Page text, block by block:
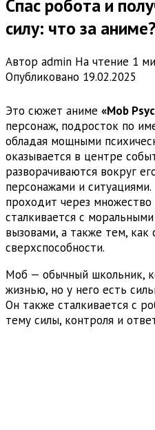
Спас робота и
силу: что за аниме?
Автор admin На чтение 1
Опубликовано 19.02.2025
Это сюжет аниме «Mob
персонаж, подросток по
обладая мощными
оказывается в центре
разворачиваются вокруг
персонажами и
проходит через множество
сталкивается с
вызовами, а также тем, как
сверхспособности.
Моб — обычный школьник,
жизнью, но у него есть
Он также сталкивается с
тему силы, контроля и